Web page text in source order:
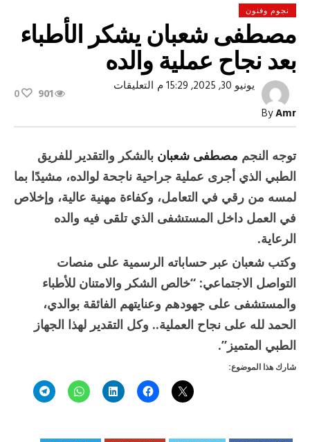
نجوم وفنون
مصطفى شعبان يشكر الأطباء
بعد نجاح عملية والده
ByAmr
يونيو 30, 2025, 15:29 م التعليقاتعلى
الأطباء
نجاح
عملية
والده
مغلقة
901
0
توجه النجممصطفى شعبانبالشكر والتقدير للفريق
الطبي الذي أجرى عملية جراحية ناجحة لوالده، مشيدًا بما
لمسه من رقي في التعامل، وكفاءة مهنية عالية، وإخلاص
في العمل داخل المستشفى الذي تلقى فيه والده
الرعاية.
وكتب شعبان عبر حساباته الرسمية على منصات
التواصل الاجتماعي: “خالص الشكر والامتنان للأطباء
والمستشفى على جهودهم وعنايتهم الفائقة بوالدي،
الحمد لله على نجاح العملية.. وكل التقدير لهذا الجهاز
الطبي المتميز”.
شارك هذا الموضوع: